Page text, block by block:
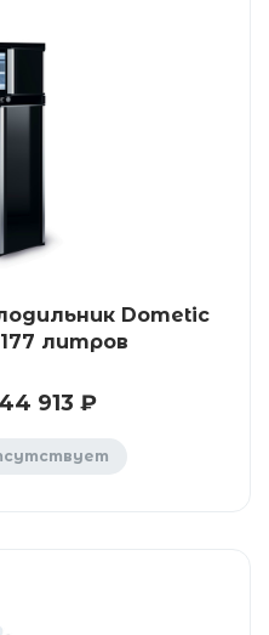
Dometic
177 литров
913 ₽